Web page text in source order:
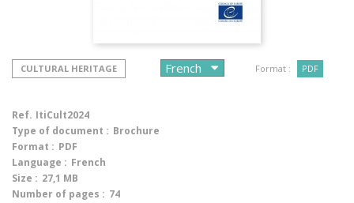
CULTURAL HERITAGE Format : PDF
Ref. ItiCult2024
Type of document : Brochure
Format : PDF
Language : French
Size : 27,1 MB
Number of pages : 74